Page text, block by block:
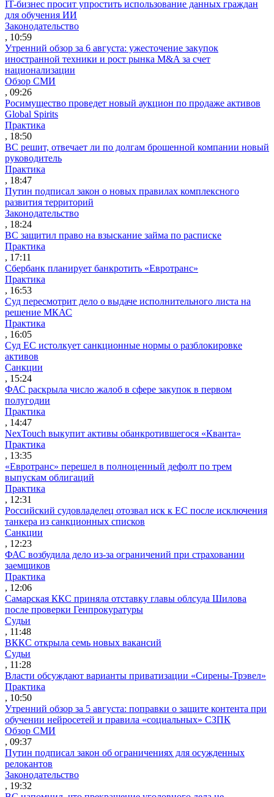
IT-бизнес просит упростить использование данных граждан
для обучения ИИ
Законодательство
, 10:59
Утренний обзор за 6 августа: ужесточение закупок
иностранной техники и рост рынка M&A за счет
национализации
Обзор СМИ
, 09:26
Росимущество проведет новый аукцион по продаже активов
Global Spirits
Практика
, 18:50
ВС решит, отвечает ли по долгам брошенной компании новый
руководитель
Практика
, 18:47
Путин подписал закон о новых правилах комплексного
развития территорий
Законодательство
, 18:24
ВС защитил право на взыскание займа по расписке
Практика
, 17:11
Сбербанк планирует банкротить «Евротранс»
Практика
, 16:53
Суд пересмотрит дело о выдаче исполнительного листа на
решение МКАС
Практика
, 16:05
Суд ЕС истолкует санкционные нормы о разблокировке
активов
Санкции
, 15:24
ФАС раскрыла число жалоб в сфере закупок в первом
полугодии
Практика
, 14:47
NexTouch выкупит активы обанкротившегося «Кванта»
Практика
, 13:35
«Евротранс» перешел в полноценный дефолт по трем
выпускам облигаций
Практика
, 12:31
Российский судовладелец отозвал иск к ЕС после исключения
танкера из санкционных списков
Санкции
, 12:23
ФАС возбудила дело из-за ограничений при страховании
заемщиков
Практика
, 12:06
Самарская ККС приняла отставку главы облсуда Шилова
после проверки Генпрокуратуры
Судьи
, 11:48
ВККС открыла семь новых вакансий
Судьи
, 11:28
Власти обсуждают варианты приватизации «Сирены-Трэвел»
Практика
, 10:50
Утренний обзор за 5 августа: поправки о защите контента при
обучении нейросетей и правила «социальных» СЗПК
Обзор СМИ
, 09:37
Путин подписал закон об ограничениях для осужденных
релокантов
Законодательство
, 19:32